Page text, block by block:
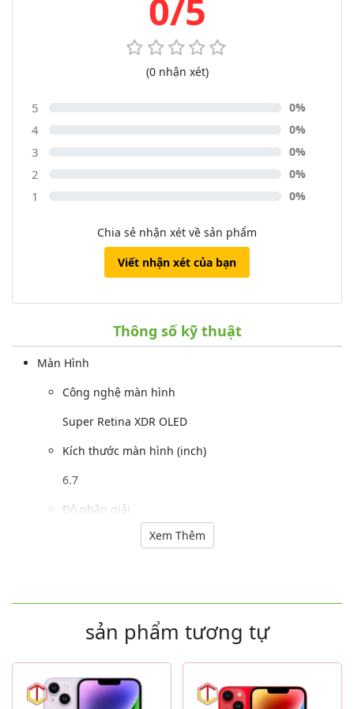
0/5
(0 nhận xét)
5 0%
4 0%
3 0%
2 0%
1 0%
Chia sẻ nhận xét về sản phẩm
Viết nhận xét của bạn
Thông số kỹ thuật
Màn Hình
Công nghệ màn hình
Super Retina XDR OLED
Kích thước màn hình (inch)
6.7
Độ phân giải
1284 x 2778 pixels
Camera Sau
12 MP, f/2.4, 13mm, 120˚ (góc siêu rộng)12 MP f/1.5,
26mm (góc rộng)
Xem Thêm
sản phẩm tương tự